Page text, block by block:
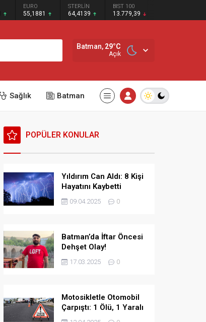
EURO
55,1881
STERLİN
64,4139
BIST 100
13.779,39
Batman, 29°C
Açık
Sağlık Batman
POPÜLER KONULAR
Yıldırım Can Aldı: 8 Kişi
Hayatını Kaybetti
09.04.2025 0
Batman’da İftar Öncesi
Dehşet Olay!
17.03.2025 0
Motosikletle Otomobil
Çarpıştı: 1 Ölü, 1 Yaralı